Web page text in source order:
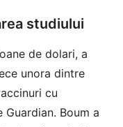
studiului
de dolari, a
unora dintre
cu
Boum a